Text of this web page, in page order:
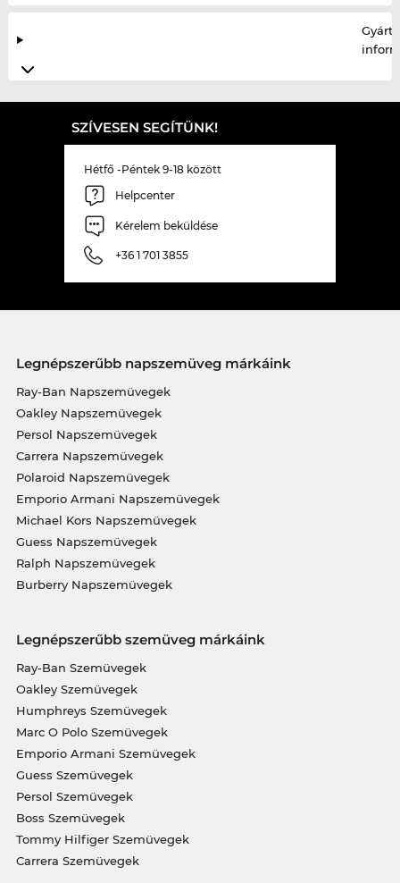
SZÍVESEN SEGÍTÜNK!
Hétfő -Péntek 9-18 között
Helpcenter
Kérelem beküldése
+36 1 701 3855
Legnépszerűbb napszemüveg márkáink
Ray-Ban Napszemüvegek
Oakley Napszemüvegek
Persol Napszemüvegek
Carrera Napszemüvegek
Polaroid Napszemüvegek
Emporio Armani Napszemüvegek
Michael Kors Napszemüvegek
Guess Napszemüvegek
Ralph Napszemüvegek
Burberry Napszemüvegek
Legnépszerűbb szemüveg márkáink
Ray-Ban Szemüvegek
Oakley Szemüvegek
Humphreys Szemüvegek
Marc O Polo Szemüvegek
Emporio Armani Szemüvegek
Guess Szemüvegek
Persol Szemüvegek
Boss Szemüvegek
Tommy Hilfiger Szemüvegek
Carrera Szemüvegek